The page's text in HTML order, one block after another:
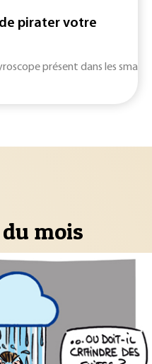
pirater votre
présent dans les
mois